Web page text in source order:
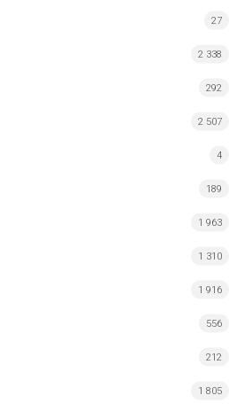
27
2 338
292
2 507
4
189
1 963
1 310
1 916
556
212
1 805